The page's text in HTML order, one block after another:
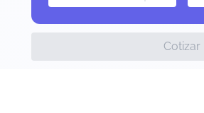
Cotizar